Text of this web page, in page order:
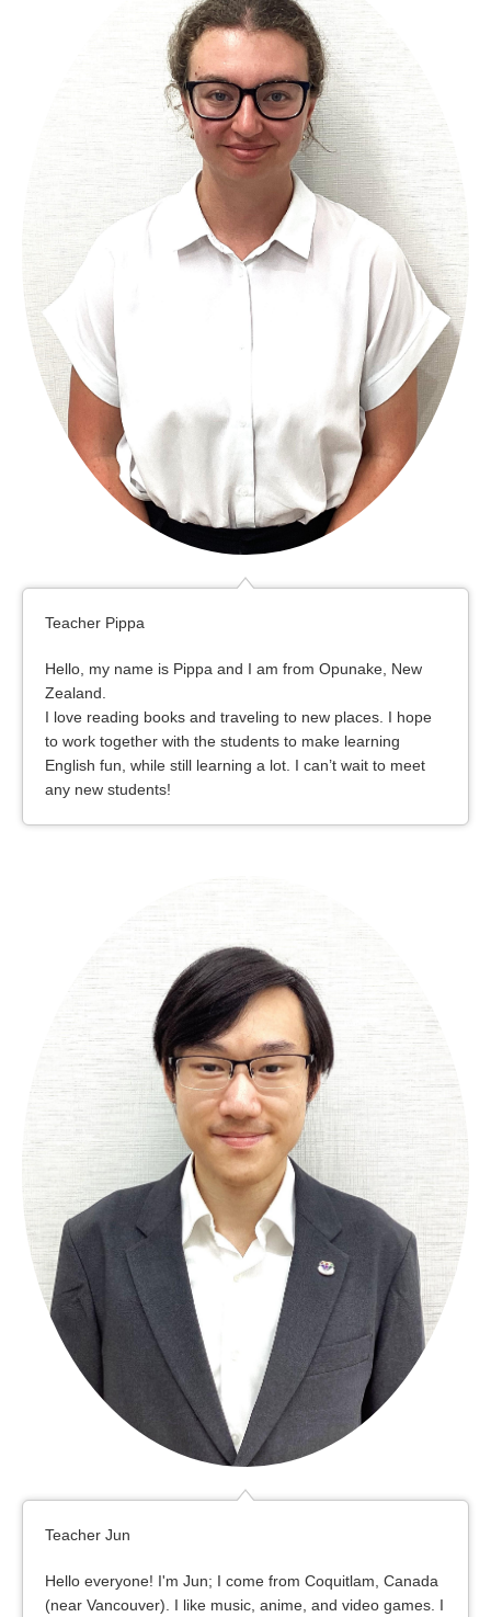
Teacher Pippa
Hello, my name is Pippa and I am from Opunake, New
Zealand.
I love reading books and traveling to new places. I hope
to work together with the students to make learning
English fun, while still learning a lot. I can’t wait to meet
any new students!
Teacher Jun
Hello everyone! I'm Jun; I come from Coquitlam, Canada
(near Vancouver). I like music, anime, and video games. I